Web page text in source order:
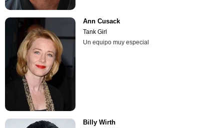
Ann Cusack
Tank Girl
Un equipo muy especial
Billy Wirth